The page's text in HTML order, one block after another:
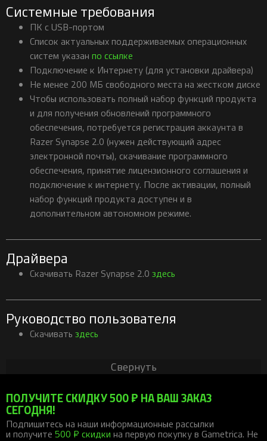
Системные требования
ПК с USB-портом
Cписок актуальных поддерживаемых операционных
систем указан по ссылке
Подключение к Интернету (для установки драйвера)
Не менее 200 МБ свободного места на жестком диске
Чтобы использовать полный набор функций продукта
и для получения обновлений программного
обеспечения, потребуется регистрация аккаунта в
Razer Synapse 2.0 (нужен действующий адрес
электронной почты), скачивание программного
обеспечения, принятие лицензионного соглашения и
подключение к интернету. После активации, полный
набор функций продукта доступен и в
дополнительном автономном режиме.
Драйвера
Скачивать Razer Synapse 2.0 здесь
Руководство пользователя
Скачивать здесь
Свернуть
ПОЛУЧИТЕ СКИДКУ 500 ₽ НА ВАШ ЗАКАЗ
СЕГОДНЯ!
Подпишитесь на наши информационные рассылки
и получите 500 ₽ скидки на первую покупку в Gametrica. Не